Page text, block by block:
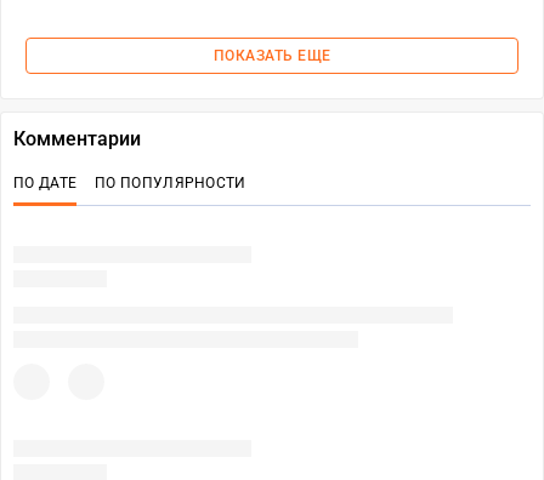
ПОКАЗАТЬ ЕЩЕ
Комментарии
ПО ДАТЕ ПО ПОПУЛЯРНОСТИ